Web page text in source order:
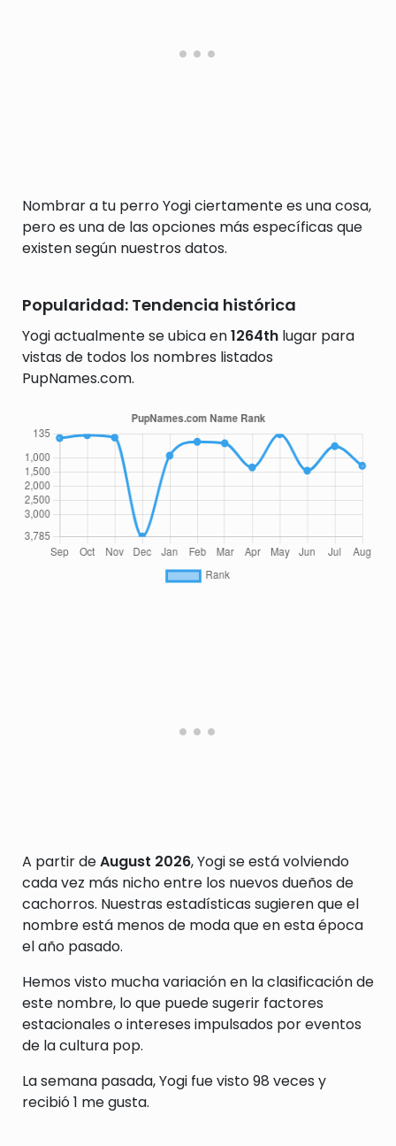
Nombrar a tu perro Yogi ciertamente es una cosa,
pero es una de las opciones más específicas que
existen según nuestros datos.
Popularidad: Tendencia histórica
Yogi actualmente se ubica en1264th lugar para
vistas de todos los nombres listados
PupNames.com.
A partir deAugust 2026, Yogi se está volviendo
cada vez más nicho entre los nuevos dueños de
cachorros. Nuestras estadísticas sugieren que el
nombre está menos de moda que en esta época
el año pasado.
Hemos visto mucha variación en la clasificación de
este nombre, lo que puede sugerir factores
estacionales o intereses impulsados por eventos
de la cultura pop.
La semana pasada, Yogi fue visto 98 veces y
recibió 1 me gusta.